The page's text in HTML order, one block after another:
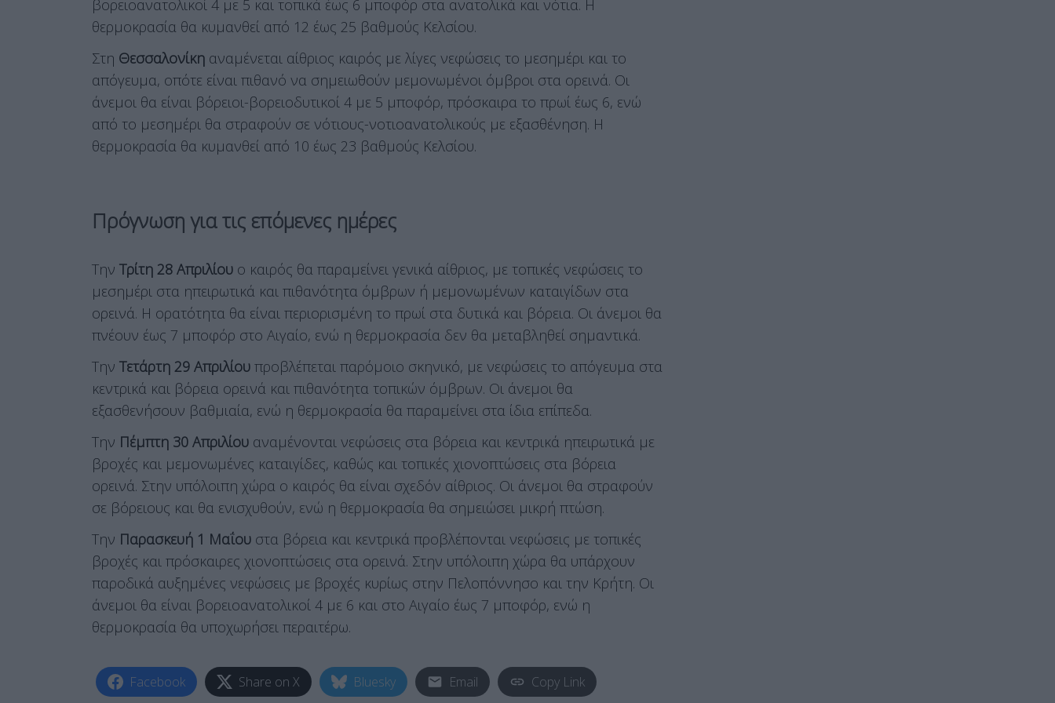
βορειοανατολικοί 4 με 5 και τοπικά έως 6 μποφόρ στα ανατολικά και νότια. Η
θερμοκρασία θα κυμανθεί από 12 έως 25 βαθμούς Κελσίου.
Στη Θεσσαλονίκη αναμένεται αίθριος καιρός με λίγες νεφώσεις το μεσημέρι και το
απόγευμα, οπότε είναι πιθανό να σημειωθούν μεμονωμένοι όμβροι στα ορεινά. Οι
άνεμοι θα είναι βόρειοι-βορειοδυτικοί 4 με 5 μποφόρ, πρόσκαιρα το πρωί έως 6, ενώ
από το μεσημέρι θα στραφούν σε νότιους-νοτιοανατολικούς με εξασθένηση. Η
θερμοκρασία θα κυμανθεί από 10 έως 23 βαθμούς Κελσίου.
Πρόγνωση για τις επόμενες ημέρες
Την Τρίτη 28 Απριλίου ο καιρός θα παραμείνει γενικά αίθριος, με τοπικές νεφώσεις το
μεσημέρι στα ηπειρωτικά και πιθανότητα όμβρων ή μεμονωμένων καταιγίδων στα
ορεινά. Η ορατότητα θα είναι περιορισμένη το πρωί στα δυτικά και βόρεια. Οι άνεμοι θα
πνέουν έως 7 μποφόρ στο Αιγαίο, ενώ η θερμοκρασία δεν θα μεταβληθεί σημαντικά.
Την Τετάρτη 29 Απριλίου προβλέπεται παρόμοιο σκηνικό, με νεφώσεις το απόγευμα στα
κεντρικά και βόρεια ορεινά και πιθανότητα τοπικών όμβρων. Οι άνεμοι θα
εξασθενήσουν βαθμιαία, ενώ η θερμοκρασία θα παραμείνει στα ίδια επίπεδα.
Την Πέμπτη 30 Απριλίου αναμένονται νεφώσεις στα βόρεια και κεντρικά ηπειρωτικά με
βροχές και μεμονωμένες καταιγίδες, καθώς και τοπικές χιονοπτώσεις στα βόρεια
ορεινά. Στην υπόλοιπη χώρα ο καιρός θα είναι σχεδόν αίθριος. Οι άνεμοι θα στραφούν
σε βόρειους και θα ενισχυθούν, ενώ η θερμοκρασία θα σημειώσει μικρή πτώση.
Την Παρασκευή 1 Μαΐου στα βόρεια και κεντρικά προβλέπονται νεφώσεις με τοπικές
βροχές και πρόσκαιρες χιονοπτώσεις στα ορεινά. Στην υπόλοιπη χώρα θα υπάρχουν
παροδικά αυξημένες νεφώσεις με βροχές κυρίως στην Πελοπόννησο και την Κρήτη. Οι
άνεμοι θα είναι βορειοανατολικοί 4 με 6 και στο Αιγαίο έως 7 μποφόρ, ενώ η
θερμοκρασία θα υποχωρήσει περαιτέρω.
Facebook Share on X Bluesky Email Copy Link